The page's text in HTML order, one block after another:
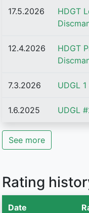
17.5.2026
HDGT
12.4.2026
HDGT
7.3.2026 UDGL
1.6.2025 UDGL
See more
Rating
Date